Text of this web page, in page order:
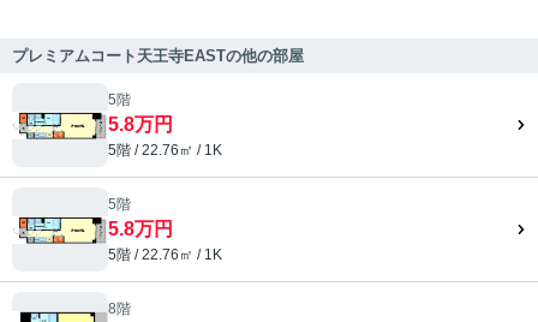
プレミアムコート天王寺EASTの他の部屋
5階
5.8万円
5階 / 22.76㎡ / 1K
5階
5.8万円
5階 / 22.76㎡ / 1K
8階